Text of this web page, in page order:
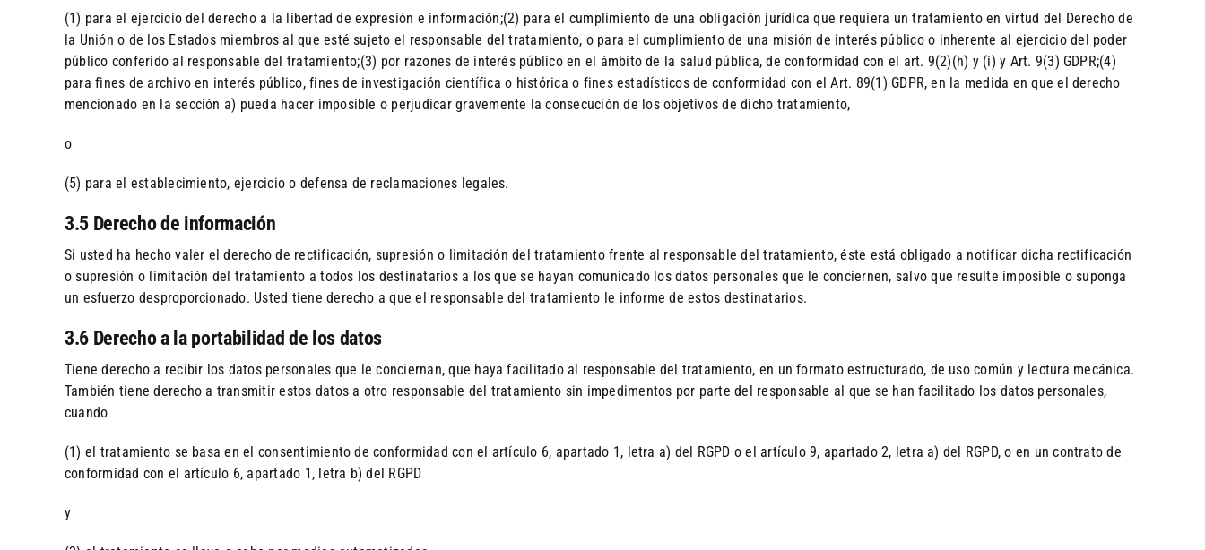
(1) para el ejercicio del derecho a la libertad de expresión e información;(2) para el cumplimiento de una obligación jurídica que requiera un tratamiento en virtud del Derecho de
la Unión o de los Estados miembros al que esté sujeto el responsable del tratamiento, o para el cumplimiento de una misión de interés público o inherente al ejercicio del poder
público conferido al responsable del tratamiento;(3) por razones de interés público en el ámbito de la salud pública, de conformidad con el art. 9(2)(h) y (i) y Art. 9(3) GDPR;(4)
para fines de archivo en interés público, fines de investigación científica o histórica o fines estadísticos de conformidad con el Art. 89(1) GDPR, en la medida en que el derecho
mencionado en la sección a) pueda hacer imposible o perjudicar gravemente la consecución de los objetivos de dicho tratamiento,
o
(5) para el establecimiento, ejercicio o defensa de reclamaciones legales.
3.5 Derecho de información
Si usted ha hecho valer el derecho de rectificación, supresión o limitación del tratamiento frente al responsable del tratamiento, éste está obligado a notificar dicha rectificación
o supresión o limitación del tratamiento a todos los destinatarios a los que se hayan comunicado los datos personales que le conciernen, salvo que resulte imposible o suponga
un esfuerzo desproporcionado. Usted tiene derecho a que el responsable del tratamiento le informe de estos destinatarios.
3.6 Derecho a la portabilidad de los datos
Tiene derecho a recibir los datos personales que le conciernan, que haya facilitado al responsable del tratamiento, en un formato estructurado, de uso común y lectura mecánica.
También tiene derecho a transmitir estos datos a otro responsable del tratamiento sin impedimentos por parte del responsable al que se han facilitado los datos personales,
cuando
(1) el tratamiento se basa en el consentimiento de conformidad con el artículo 6, apartado 1, letra a) del RGPD o el artículo 9, apartado 2, letra a) del RGPD, o en un contrato de
conformidad con el artículo 6, apartado 1, letra b) del RGPD
y